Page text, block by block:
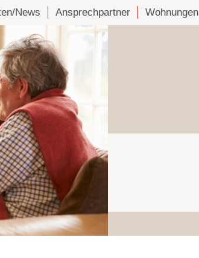
News Ansprechpartner Wohnungen